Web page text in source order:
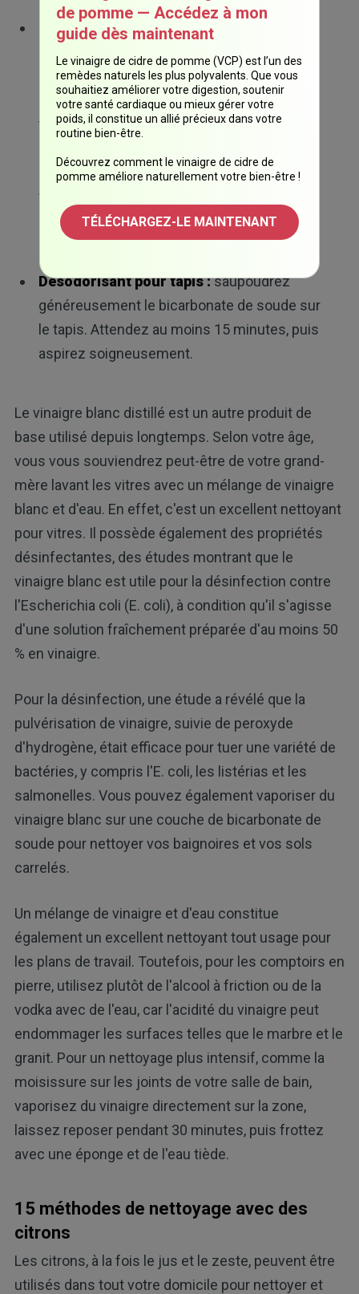
Déboucheur : pour déboucher une
conduite, versez une demi-tasse à 1 tasse
de bicarbonate de soude dans la conduite,
puis versez ensuite lentement une demi-
tasse à 1 tasse de vinaigre. Couvrez la
minutes. Si cela bouillonne comme un
volcan, cela signifie que cela fonctionne
comme prévu. Rincez avec quelques litres
d'eau bouillante.
Désodorisant pour tapis :saupoudrez
généreusement le bicarbonate de soude sur
le tapis. Attendez au moins 15 minutes, puis
aspirez soigneusement.
Le vinaigre blanc distillé est un autre produit de
base utilisé depuis longtemps. Selon votre âge,
vous vous souviendrez peut-être de votre grand-
mère lavant les vitres avec un mélange de vinaigre
blanc et d'eau. En effet, c'est un excellent nettoyant
pour vitres. Il possède également des propriétés
désinfectantes, des études montrant que le
vinaigre blanc est utile pour la désinfection contre
l'Escherichia coli (E. coli), à condition qu'il s'agisse
d'une solution fraîchement préparée d'au moins 50
% en vinaigre.
Pour la désinfection, une étude a révélé que la
pulvérisation de vinaigre, suivie de peroxyde
d'hydrogène, était efficace pour tuer une variété de
bactéries, y compris l'E. coli, les listérias et les
salmonelles. Vous pouvez également vaporiser du
vinaigre blanc sur une couche de bicarbonate de
soude pour nettoyer vos baignoires et vos sols
carrelés.
Un mélange de vinaigre et d'eau constitue
également un excellent nettoyant tout usage pour
les plans de travail. Toutefois, pour les comptoirs en
pierre, utilisez plutôt de l'alcool à friction ou de la
vodka avec de l'eau, car l'acidité du vinaigre peut
endommager les surfaces telles que le marbre et le
granit. Pour un nettoyage plus intensif, comme la
moisissure sur les joints de votre salle de bain,
vaporisez du vinaigre directement sur la zone,
laissez reposer pendant 30 minutes, puis frottez
avec une éponge et de l'eau tiède.
15 méthodes de nettoyage avec des
citrons
Les citrons, à la fois le jus et le zeste, peuvent être
utilisés dans tout votre domicile pour nettoyer et
de pomme — Accédez à mon
guide dès maintenant
Le vinaigre de cidre de pomme (VCP) est l’un des
remèdes naturels les plus polyvalents. Que vous
souhaitiez améliorer votre digestion, soutenir
votre santé cardiaque ou mieux gérer votre
poids, il constitue un allié précieux dans votre
routine bien-être.
Découvrez comment le vinaigre de cidre de
pomme améliore naturellement votre bien-être !
TÉLÉCHARGEZ-LE MAINTENANT